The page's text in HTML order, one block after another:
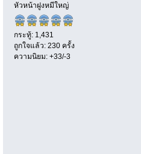
หัวหน้าฝูงหมีใหญ่
กระทู้: 1,431
ถูกใจแล้ว: 230 ครั้ง
ความนิยม: +33/-3